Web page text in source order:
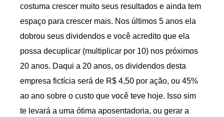
costuma crescer muito seus resultados e ainda tem
espaço para crescer mais. Nos últimos 5 anos ela
dobrou seus dividendos e você acredito que ela
possa decuplicar (multiplicar por 10) nos próximos
20 anos. Daqui a 20 anos, os dividendos desta
empresa fictícia será de R$ 4,50 por ação, ou 45%
ao ano sobre o custo que você teve hoje. Isso sim
te levará a uma ótima aposentadoria, ou gerar a